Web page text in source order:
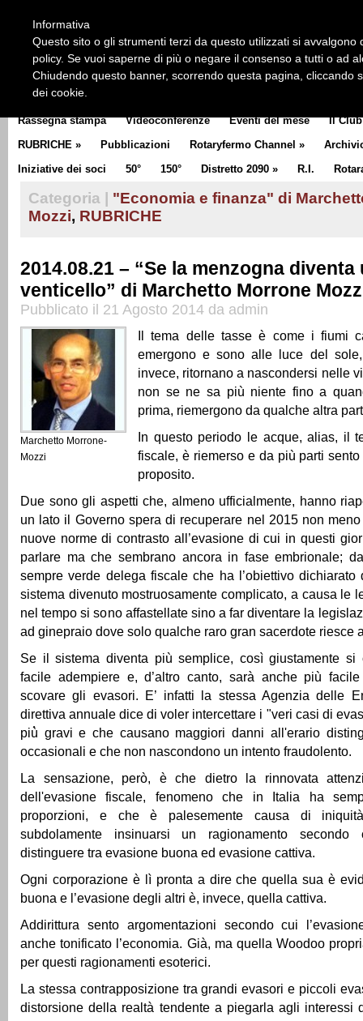
CLUB COMMUNICATOR
Rassegna stampa Videoconferenze Eventi del mese Il Club
RUBRICHE » Pubblicazioni Rotaryfermo Channel »
Iniziative dei soci
50° 150° Distretto 2090 » R.I.
Categoria |
"Economia e finanza" di
Mozzi, RUBRICHE
2014.08.21 – “Se la menzogna diventa
venticello” di Marchetto Morrone
Pubblicato il 21 Agosto 2014 da admin
Marchetto Morrone-
Mozzi
Il tema delle tasse è come i fiumi
emergono e sono alle luce del
invece, ritornano a nascondersi nelle
non se ne sa più niente fino a
prima, riemergono da qualche altra
In questo periodo le acque, alias, il
fiscale, è riemerso e da più parti
proposito.
Due sono gli aspetti che, almeno ufficialmente, hanno
un lato il Governo spera di recuperare nel 2015 non
nuove norme di contrasto all’evasione di cui in questi
parlare ma che sembrano ancora in fase embrionale;
sempre verde delega fiscale che ha l’obiettivo dichiarato
sistema divenuto mostruosamente complicato, a causa le
nel tempo si sono affastellate sino a far diventare la
ad ginepraio dove solo qualche raro gran sacerdote riesce
Se il sistema diventa più semplice, così giustamente si
facile adempiere e, d’altro canto, sarà anche più
scovare gli evasori. E’ infatti la stessa Agenzia delle
direttiva annuale dice di voler intercettare i "veri casi di
più̀ gravi e che causano maggiori danni all'erario
occasionali e che non nascondono un intento fraudolento.
La sensazione, però, è che dietro la rinnovata
dell'evasione fiscale, fenomeno che in Italia ha
proporzioni, e che è palesemente causa di
subdolamente insinuarsi un ragionamento
distinguere tra evasione buona ed evasione cattiva.
Ogni corporazione è lì pronta a dire che quella sua è
buona e l’evasione degli altri è, invece, quella cattiva.
Addirittura sento argomentazioni secondo cui
anche tonificato l’economia. Già, ma quella Woodoo
per questi ragionamenti esoterici.
La stessa contrapposizione tra grandi evasori e piccoli
distorsione della realtà tendente a piegarla agli interessi
Informativa
Questo sito o gli strumenti terzi da questo utilizzati si
policy. Se vuoi saperne di più o negare il consenso a tutti o ad
Chiudendo questo banner, scorrendo questa pagina, cliccando
dei cookie.